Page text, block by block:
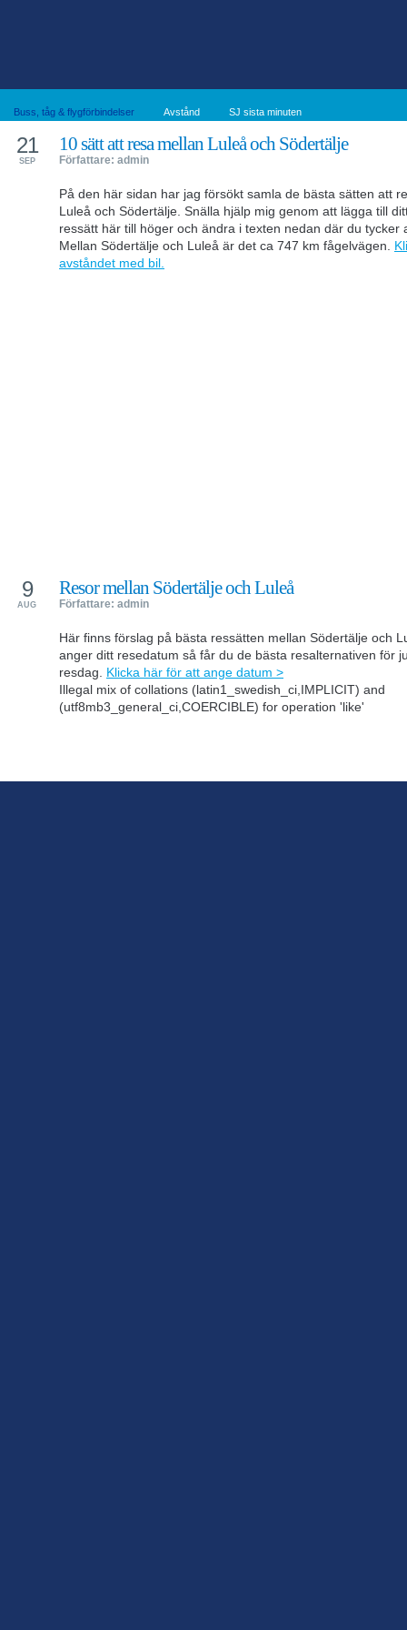
Buss, tåg & flygförbindelser Avstånd SJ sista minuten
10 sätt att resa mellan Luleå och Södertälje
Författare: admin
21
SEP
På den här sidan har jag försökt samla de bästa sätten att
Luleå och Södertälje. Snälla hjälp mig genom att lägga till
ressätt här till höger och ändra i texten nedan där du tycker
Mellan Södertälje och Luleå är det ca 747 km fågelvägen.
avståndet med bil.
Resor mellan Södertälje och Luleå
Författare: admin
9
AUG
Här finns förslag på bästa ressätten mellan Södertälje och
anger ditt resedatum så får du de bästa resalternativen för
resdag. Klicka här för att ange datum >
Illegal mix of collations (latin1_swedish_ci,IMPLICIT) and
(utf8mb3_general_ci,COERCIBLE) for operation 'like'